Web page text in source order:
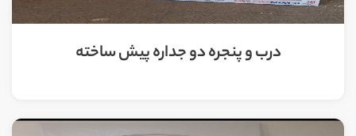
درب و پنجره دو جداره پیش ساخته